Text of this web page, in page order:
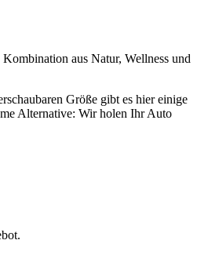
aus Natur, Wellness und
Größe gibt es hier einige
Alternative: Wir holen Ihr Auto